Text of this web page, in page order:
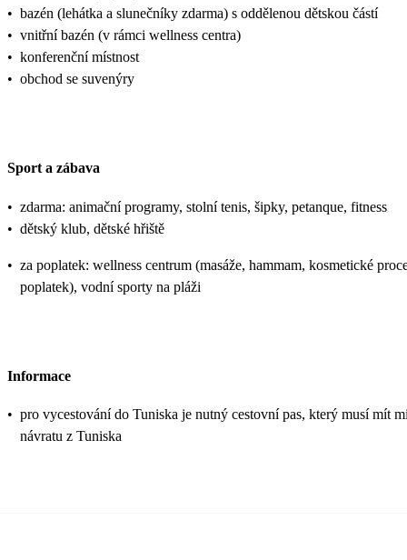
• bazén (lehátka a slunečníky zdarma) s oddělenou dětskou částí
• vnitřní bazén (v rámci wellness centra)
• konferenční místnost
• obchod se suvenýry
Sport a zábava
• zdarma: animační programy, stolní tenis, šipky, petanque, fitness
• dětský klub, dětské hřiště
• za poplatek: wellness centrum (masáže, hammam, kosmetické
poplatek), vodní sporty na pláži
Informace
• pro vycestování do Tuniska je nutný cestovní pas, který musí mít
návratu z Tuniska